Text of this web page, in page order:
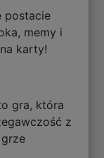
postacie
memy i
karty!
gra, która
z